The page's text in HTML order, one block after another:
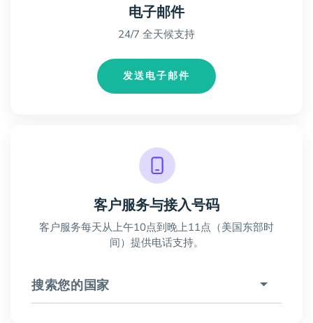
电子邮件
24/7 全天候支持
发送电子邮件
客户服务与接入号码
客户服务每天从上午10点到晚上11点（美国东部时
间）提供电话支持。
搜索您的国家